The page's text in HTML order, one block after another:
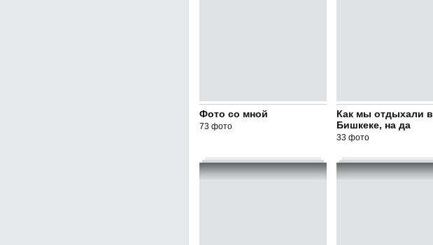
Фото со мной
73 фото
Как мы отдыхали в
Бишкеке, на да
33 фото